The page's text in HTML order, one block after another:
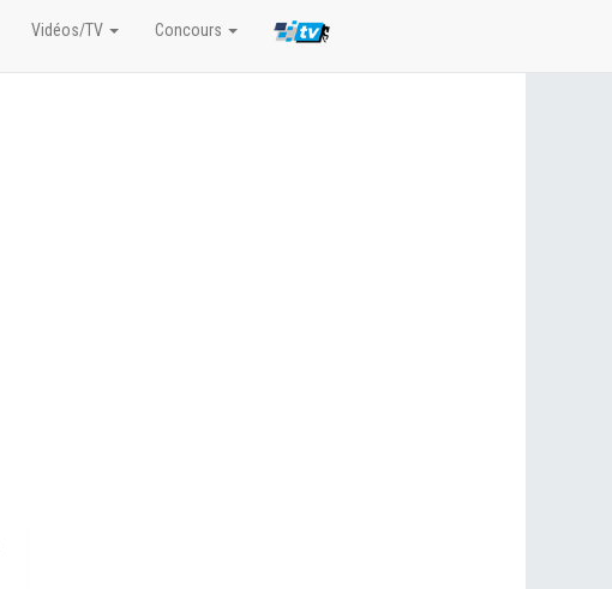
Vidéos/TV Concours